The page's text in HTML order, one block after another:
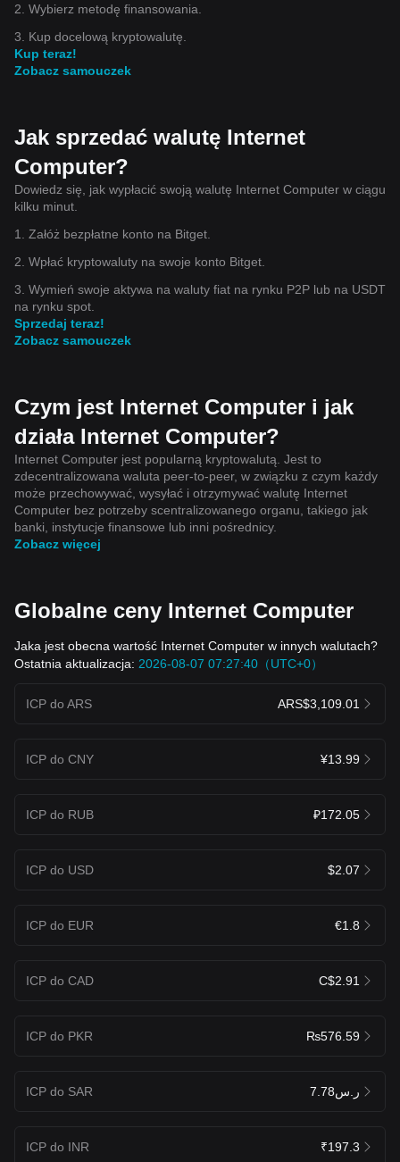
2. Wybierz metodę finansowania.
3. Kup docelową kryptowalutę.
Kup teraz!
Zobacz samouczek
Jak sprzedać walutę Internet
Computer?
Dowiedz się, jak wypłacić swoją walutę Internet Computer w ciągu
kilku minut.
1. Załóż bezpłatne konto na Bitget.
2. Wpłać kryptowaluty na swoje konto Bitget.
3. Wymień swoje aktywa na waluty fiat na rynku P2P lub na USDT
na rynku spot.
Sprzedaj teraz!
Zobacz samouczek
Czym jest Internet Computer i jak
działa Internet Computer?
Internet Computer jest popularną kryptowalutą. Jest to
zdecentralizowana waluta peer-to-peer, w związku z czym każdy
może przechowywać, wysyłać i otrzymywać walutę Internet
Computer bez potrzeby scentralizowanego organu, takiego jak
banki, instytucje finansowe lub inni pośrednicy.
Zobacz więcej
Globalne ceny Internet Computer
Jaka jest obecna wartość Internet Computer w innych walutach?
Ostatnia aktualizacja: 2026-08-07 07:27:40（UTC+0）
ICP do ARS ARS$3,109.01
ICP do CNY ¥13.99
ICP do RUB ₽172.05
ICP do USD $2.07
ICP do EUR €1.8
ICP do CAD C$2.91
ICP do PKR ₨576.59
ICP do SAR ر.س7.78
ICP do INR ₹197.3